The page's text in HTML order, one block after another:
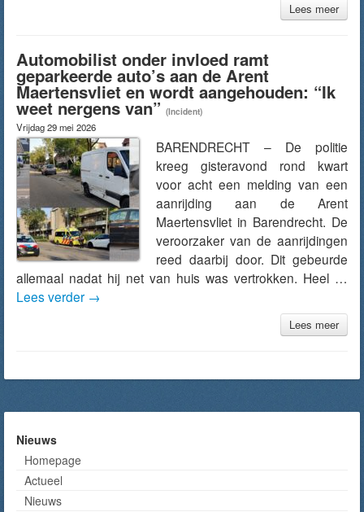
Lees meer
Automobilist onder invloed ramt
geparkeerde auto’s aan de Arent
Maertensvliet en wordt aangehouden: “Ik
weet nergens van” (Incident)
Vrijdag 29 mei 2026
BARENDRECHT – De politie
kreeg gisteravond rond kwart
voor acht een melding van een
aanrijding aan de Arent
Maertensvliet in Barendrecht. De
veroorzaker van de aanrijdingen
reed daarbij door. Dit gebeurde
allemaal nadat hij net van huis was vertrokken. Heel …
Lees verder →
Lees meer
Nieuws
Homepage
Actueel
Nieuws